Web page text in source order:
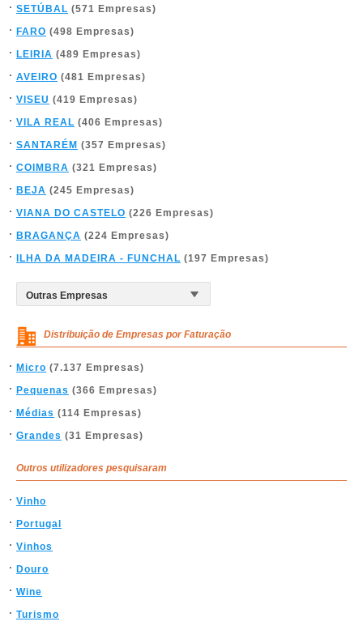
SETÚBAL (571 Empresas)
FARO (498 Empresas)
LEIRIA (489 Empresas)
AVEIRO (481 Empresas)
VISEU (419 Empresas)
VILA REAL (406 Empresas)
SANTARÉM (357 Empresas)
COIMBRA (321 Empresas)
BEJA (245 Empresas)
VIANA DO CASTELO (226 Empresas)
BRAGANÇA (224 Empresas)
ILHA DA MADEIRA - FUNCHAL (197 Empresas)
Distribuição de Empresas por Faturação
Micro (7.137 Empresas)
Pequenas (366 Empresas)
Médias (114 Empresas)
Grandes (31 Empresas)
Outros utilizadores pesquisaram
Vinho
Portugal
Vinhos
Douro
Wine
Turismo